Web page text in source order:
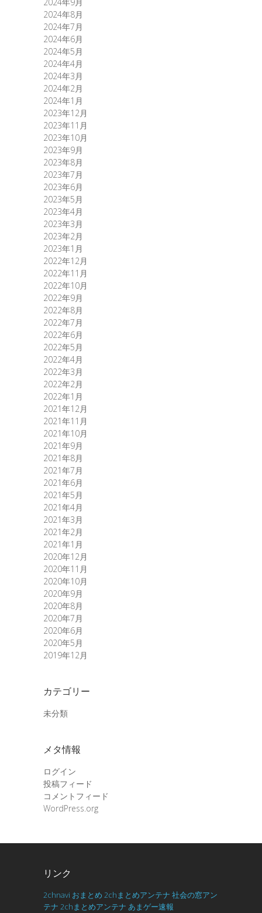
2024年8月
2024年7月
2024年6月
2024年5月
2024年4月
2024年3月
2024年2月
2024年1月
2023年12月
2023年11月
2023年10月
2023年9月
2023年8月
2023年7月
2023年6月
2023年5月
2023年4月
2023年3月
2023年2月
2023年1月
2022年12月
2022年11月
2022年10月
2022年9月
2022年8月
2022年7月
2022年6月
2022年5月
2022年4月
2022年3月
2022年2月
2022年1月
2021年12月
2021年11月
2021年10月
2021年9月
2021年8月
2021年7月
2021年6月
2021年5月
2021年4月
2021年3月
2021年2月
2021年1月
2020年12月
2020年11月
2020年10月
2020年9月
2020年8月
2020年7月
2020年6月
2020年5月
2019年12月
カテゴリー
未分類
メタ情報
ログイン
投稿フィード
コメントフィード
WordPress.org
リンク
2chnavi おまとめ 2chまとめアンテナ 社会の窓アン
テナ 2chまとめアンテナ あまゲー速報